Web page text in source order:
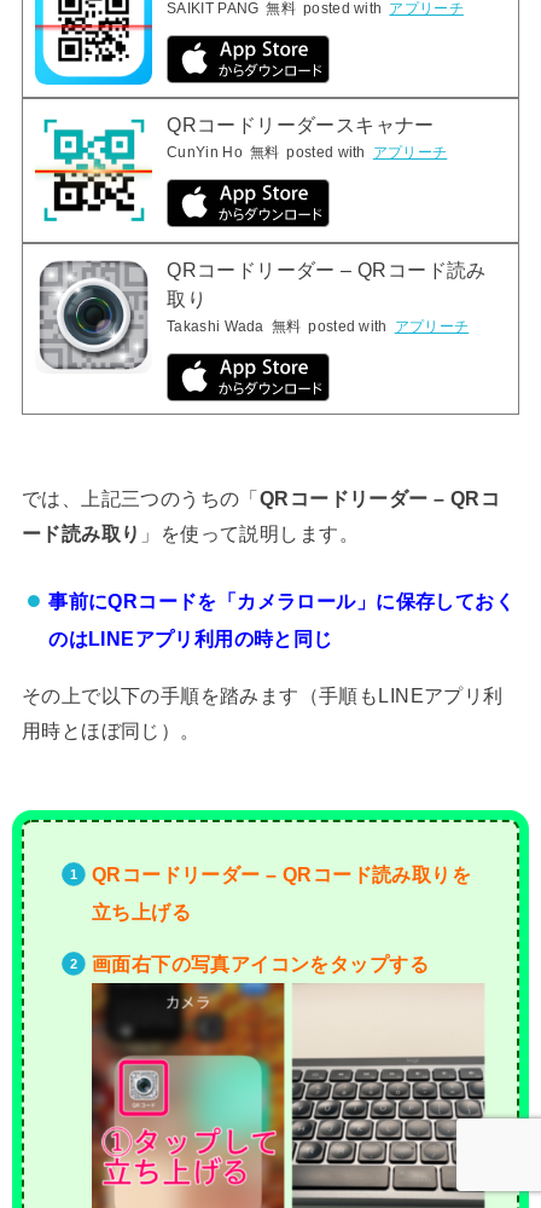
SAIKIT PANG 無料 posted with アプリーチ
QRコードリーダースキャナー
CunYin Ho 無料 posted with アプリーチ
QRコードリーダー – QRコード読み
取り
Takashi Wada 無料 posted with アプリーチ
では、上記三つのうちの「QRコードリーダー – QRコ
ード読み取り 」を使って説明します。
事前にQRコードを「カメラロール」に保存しておく
のはLINEアプリ利用の時と同じ
その上で以下の手順を踏みます（手順もLINEアプリ利
用時とほぼ同じ）。
QRコードリーダー – QRコード読み取りを
立ち上げる
画面右下の写真アイコンをタップする